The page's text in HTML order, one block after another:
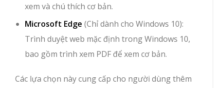
xem và chú thích cơ bản.
Microsoft Edge (Chỉ dành cho Windows 10):
Trình duyệt web mặc định trong Windows 10,
bao gồm trình xem PDF để xem cơ bản.
Các lựa chọn này cung cấp cho người dùng thêm